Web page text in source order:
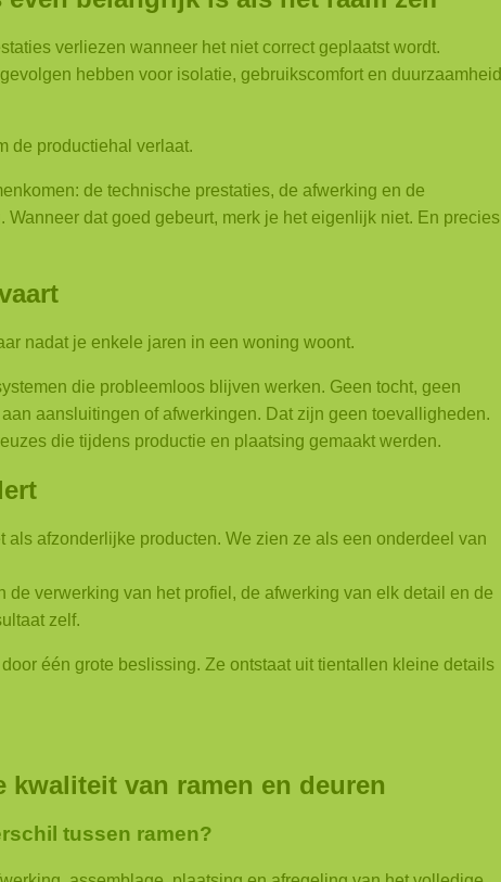
verliezen wanneer het niet correct geplaatst wordt.
hebben voor isolatie, gebruikscomfort en duurzaamheid
de productiehal verlaat.
de technische prestaties, de afwerking en de
Wanneer dat goed gebeurt, merk je het eigenlijk niet. En precies
nadat je enkele jaren in een woning woont.
die probleemloos blijven werken. Geen tocht, geen
aansluitingen of afwerkingen. Dat zijn geen toevalligheden.
die tijdens productie en plaatsing gemaakt werden.
als afzonderlijke producten. We zien ze als een onderdeel van
de verwerking van het profiel, de afwerking van elk detail en de
zelf.
één grote beslissing. Ze ontstaat uit tientallen kleine details
kwaliteit van ramen en deuren
tussen ramen?